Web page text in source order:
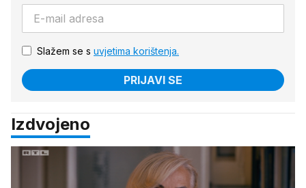
Slažem se s uvjetima korištenja.
PRIJAVI SE
Izdvojeno